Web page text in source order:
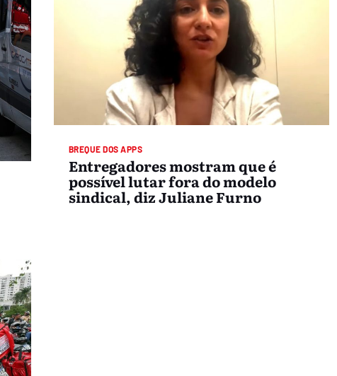
BREQUE DOS APPS
Entregadores mostram que é
possível lutar fora do modelo
sindical, diz Juliane Furno